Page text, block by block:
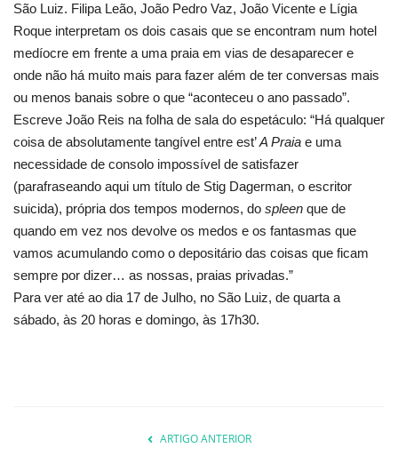
Saúde
Ficha técnica
Cultura
Lazer
Ambiente
São Luiz. Filipa Leão, João Pedro Vaz, João Vicente e Lígia
Roque interpretam os dois casais que se encontram num hotel
medíocre em frente a uma praia em vias de desaparecer e
onde não há muito mais para fazer além de ter conversas mais
ou menos banais sobre o que “aconteceu o ano passado”.
Escreve João Reis na folha de sala do espetáculo: “Há qualquer
coisa de absolutamente tangível entre est’A Praia e uma
necessidade de consolo impossível de satisfazer
(parafraseando aqui um título de Stig Dagerman, o escritor
suicida), própria dos tempos modernos, do spleen que de
quando em vez nos devolve os medos e os fantasmas que
vamos acumulando como o depositário das coisas que ficam
sempre por dizer… as nossas, praias privadas.”
Para ver até ao dia 17 de Julho, no São Luiz, de quarta a
sábado, às 20 horas e domingo, às 17h30.
ARTIGO ANTERIOR